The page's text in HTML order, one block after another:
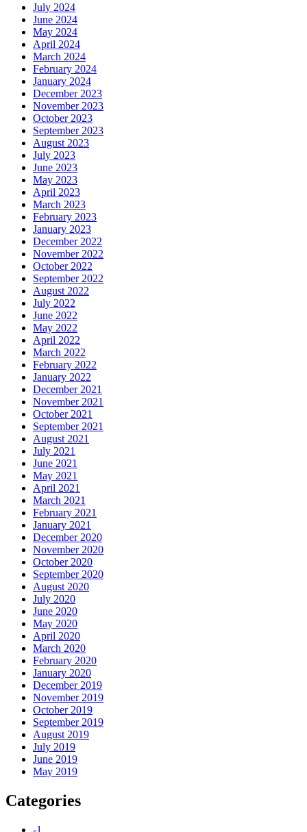
July 2024
June 2024
May 2024
April 2024
March 2024
February 2024
January 2024
December 2023
November 2023
October 2023
September 2023
August 2023
July 2023
June 2023
May 2023
April 2023
March 2023
February 2023
January 2023
December 2022
November 2022
October 2022
September 2022
August 2022
July 2022
June 2022
May 2022
April 2022
March 2022
February 2022
January 2022
December 2021
November 2021
October 2021
September 2021
August 2021
July 2021
June 2021
May 2021
April 2021
March 2021
February 2021
January 2021
December 2020
November 2020
October 2020
September 2020
August 2020
July 2020
June 2020
May 2020
April 2020
March 2020
February 2020
January 2020
December 2019
November 2019
October 2019
September 2019
August 2019
July 2019
June 2019
May 2019
Categories
-1